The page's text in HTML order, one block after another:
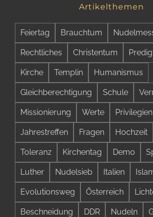
Artikelthemen
Feiertag Brauchtum
Rechtliches Christentum
Kirche Templin Humanismus
Gleichberechtigung Schule
Missionierung Werte Privilegien
Jahrestreffen Fragen Hochzeit
Toleranz Kirchentag Demo
Luther Nudelsieb Italien
Evolutionsweg Österreich
Beschneidung DDR Nudeln